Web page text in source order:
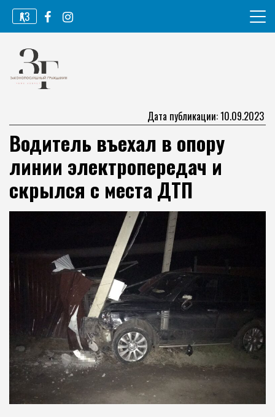
Перейти
содержимому
ҚАЗ
Законопослушный гражданин
Дата публикации: 10.09.2023
Водитель въехал в опору
линии электропередач и
скрылся с места ДТП